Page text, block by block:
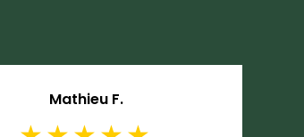
Mathieu F.